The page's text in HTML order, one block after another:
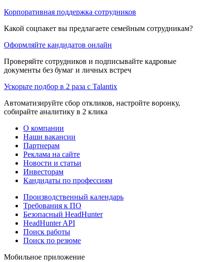
Корпоративная поддержка сотрудников
Какой соцпакет вы предлагаете семейным сотрудникам?
Оформляйте кандидатов онлайн
Проверяйте сотрудников и подписывайте кадровые
документы без бумаг и личных встреч
Ускорьте подбор в 2 раза с Talantix
Автоматизируйте сбор откликов, настройте воронку,
собирайте аналитику в 2 клика
О компании
Наши вакансии
Партнерам
Реклама на сайте
Новости и статьи
Инвесторам
Кандидаты по профессиям
Производственный календарь
Требования к ПО
Безопасный HeadHunter
HeadHunter API
Поиск работы
Поиск по резюме
Мобильное приложение